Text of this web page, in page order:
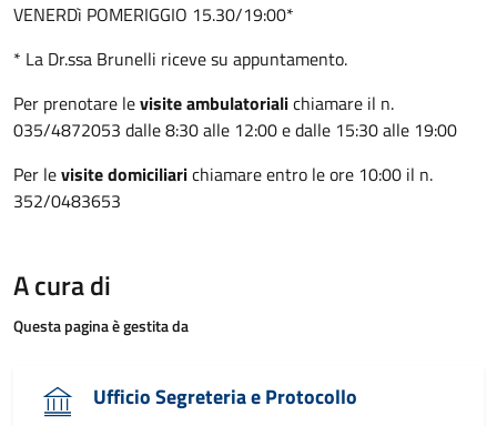
VENERDì POMERIGGIO 15.30/19:00*
* La Dr.ssa Brunelli riceve su appuntamento.
Per prenotare levisite ambulatorialichiamare il n.
035/4872053 dalle 8:30 alle 12:00 e dalle 15:30 alle 19:00
Per levisite domiciliarichiamare entro le ore 10:00 il n.
352/0483653
A cura di
Questa pagina è gestita da
Ufficio Segreteria e Protocollo